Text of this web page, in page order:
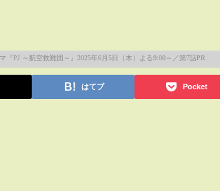
はてブ Pocket